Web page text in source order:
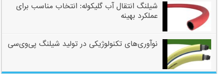
شیلنگ انتقال آب گلیکوله: انتخاب مناسب برای
عملکرد بهینه
نوآوری‌های تکنولوژیکی در تولید شیلنگ پی‌وی‌سی